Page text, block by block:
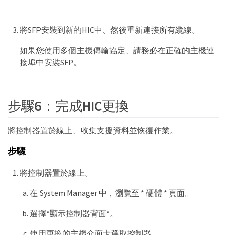
將SFP安裝到新的HIC中、然後重新連接所有纜線。
如果您使用多個主機傳輸協定、請務必在正確的主機連
接埠中安裝SFP。
步驟6：完成HIC更換
將控制器置於線上、收集支援資料並恢復作業。
步驟
將控制器置於線上。
在 System Manager 中，瀏覽至 * 硬體 * 頁面。
選擇*顯示控制器背面*。